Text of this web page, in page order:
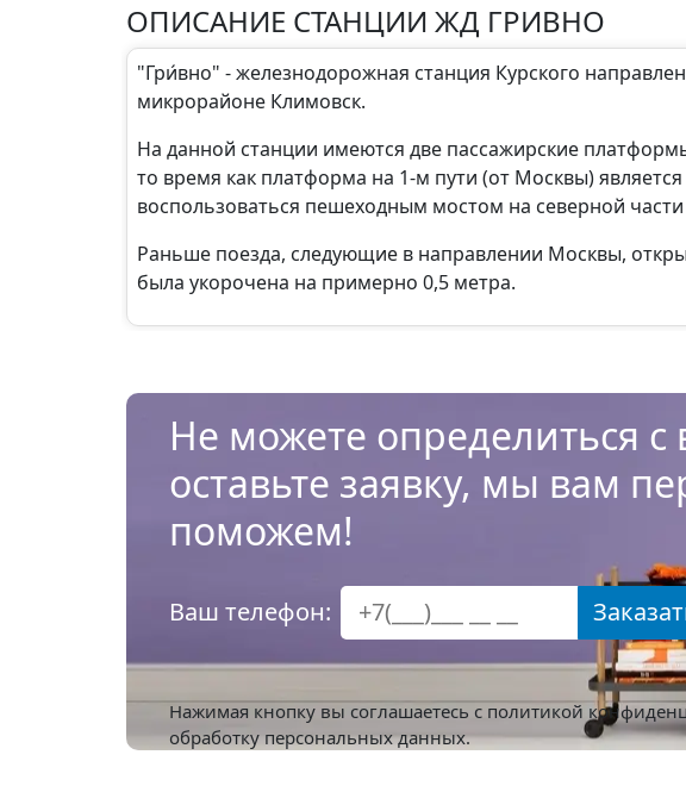
ОПИСАНИЕ СТАНЦИИ ЖД ГРИВНО
"Гри́вно" - железнодорожная станция Курского
микрорайоне Климовск.
На данной станции имеются две пассажирские
то время как платформа на 1-м пути (от Москвы)
воспользоваться пешеходным мостом на северной
Раньше поезда, следующие в направлении Москвы,
была укорочена на примерно 0,5 метра.
Не можете определиться
оставьте заявку, мы вам
поможем!
Ваш телефон:
Нажимая кнопку вы соглашаетесь с политикой
обработку персональных данных.